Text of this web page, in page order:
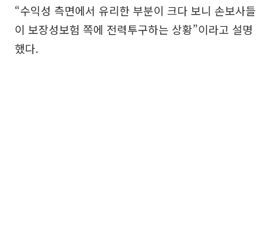
“수익성 측면에서 유리한 부분이 크다 보니 손보사들
이 보장성보험 쪽에 전력투구하는 상황”이라고 설명
했다.